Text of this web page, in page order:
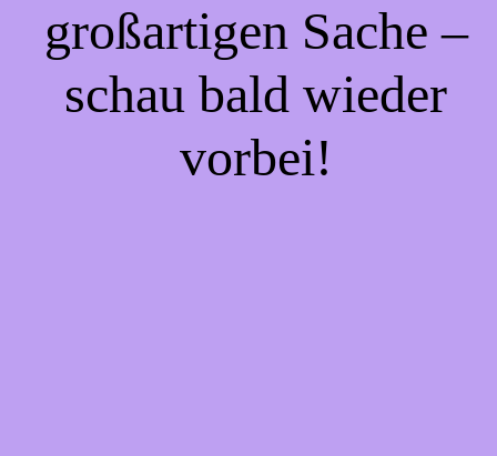
großartigen Sache –
schau bald wieder
vorbei!